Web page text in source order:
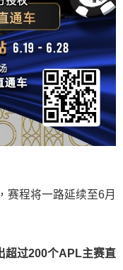
赛程将一路延续至6月
超过200个APL主赛直